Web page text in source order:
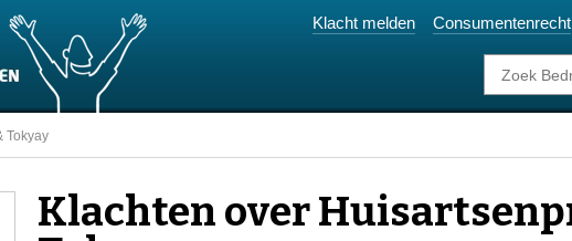
Klacht melden Consumentenrecht
Tokyay
Klachten over